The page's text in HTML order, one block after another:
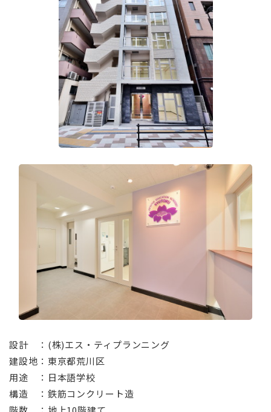
設計 ：(株)エス・ティプランニング
建設地：東京都荒川区
用途 ：日本語学校
構造 ：鉄筋コンクリート造